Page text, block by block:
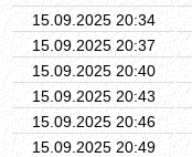
15.09.2025 20:34
15.09.2025 20:37
15.09.2025 20:40
15.09.2025 20:43
15.09.2025 20:46
15.09.2025 20:49